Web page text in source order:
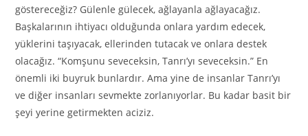
göstereceğiz? Gülenle gülecek, ağlayanla ağlayacağız.
Başkalarının ihtiyacı olduğunda onlara yardım edecek,
yüklerini taşıyacak, ellerinden tutacak ve onlara destek
olacağız. “Komşunu seveceksin, Tanrı’yı seveceksin.” En
önemli iki buyruk bunlardır. Ama yine de insanlar Tanrı’yı
ve diğer insanları sevmekte zorlanıyorlar. Bu kadar basit bir
şeyi yerine getirmekten aciziz.